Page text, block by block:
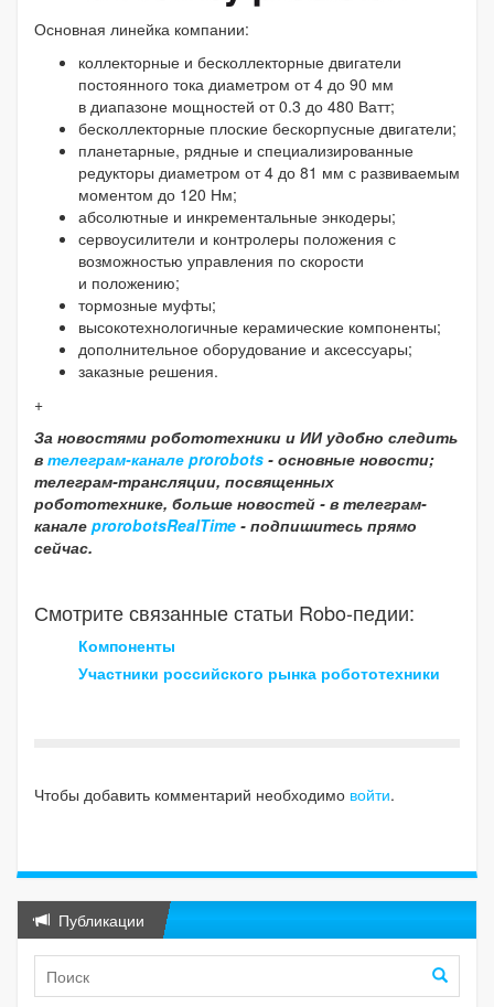
Основная линейка компании:
коллекторные и бесколлекторные двигатели
постоянного тока диаметром от 4 до 90 мм
в диапазоне мощностей от 0.3 до 480 Ватт;
бесколлекторные плоские бескорпусные двигатели;
планетарные, рядные и специализированные
редукторы диаметром от 4 до 81 мм с развиваемым
моментом до 120 Нм;
абсолютные и инкрементальные энкодеры;
сервоусилители и контролеры положения с
возможностью управления по скорости
и положению;
тормозные муфты;
высокотехнологичные керамические компоненты;
дополнительное оборудование и аксессуары;
заказные решения.
+
За новостями робототехники и ИИ удобно следить
в телеграм-канале prorobots - основные новости;
телеграм-трансляции, посвященных
робототехнике, больше новостей - в телеграм-
канале prorobotsRealTime - подпишитесь прямо
сейчас.
Смотрите связанные статьи Robo-педии:
Компоненты
Участники российского рынка робототехники
Чтобы добавить комментарий необходимо войти.
Публикации